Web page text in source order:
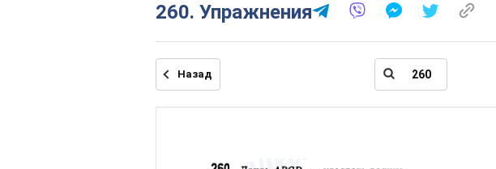
260. Упражнения
Назад